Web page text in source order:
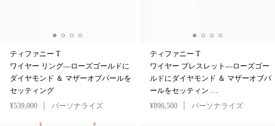
ティファニー T
ワイヤー リング—ローズゴールドに
ダイヤモンド ＆ マザーオブパールを
セッティング
¥539,000
パーソナライズ
ティファニー T
ワイヤー ブレスレット—ローズゴー
ルドにダイヤモンド ＆ マザーオブパ
ールをセッティン …
¥896,500
パーソナライズ